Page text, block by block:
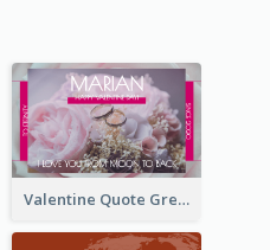
Valentine Quote Greeting Card